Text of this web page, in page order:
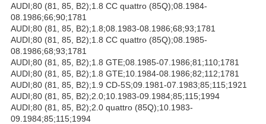
AUDI;80 (81, 85, B2);1.8 CC quattro (85Q);08.1984-
08.1986;66;90;1781
AUDI;80 (81, 85, B2);1.8;08.1983-08.1986;68;93;1781
AUDI;80 (81, 85, B2);1.8 CC quattro (85Q);08.1985-
08.1986;68;93;1781
AUDI;80 (81, 85, B2);1.8 GTE;08.1985-07.1986;81;110;1781
AUDI;80 (81, 85, B2);1.8 GTE;10.1984-08.1986;82;112;1781
AUDI;80 (81, 85, B2);1.9 CD-5S;09.1981-07.1983;85;115;1921
AUDI;80 (81, 85, B2);2.0;10.1983-09.1984;85;115;1994
AUDI;80 (81, 85, B2);2.0 quattro (85Q);10.1983-
09.1984;85;115;1994